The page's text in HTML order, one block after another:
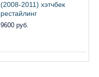
(2008-2011) хэтчбек
рестайлинг
9600 руб.